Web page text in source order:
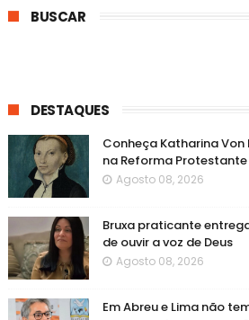
BUSCAR
DESTAQUES
Conheça Katharina
na Reforma Protestante
Agosto 08, 2026
Bruxa praticante
de ouvir a voz de Deus
Agosto 08, 2026
Em Abreu e Lima não